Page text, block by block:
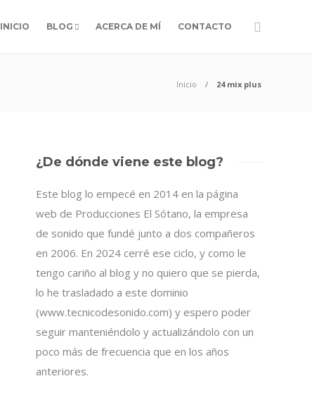
INICIO BLOG ACERCA DE MÍ CONTACTO
Inicio 24 mix plus
¿De dónde viene este blog?
Este blog lo empecé en 2014 en la página
web de Producciones El Sótano, la empresa
de sonido que fundé junto a dos compañeros
en 2006. En 2024 cerré ese ciclo, y como le
tengo cariño al blog y no quiero que se pierda,
lo he trasladado a este dominio
(www.tecnicodesonido.com) y espero poder
seguir manteniéndolo y actualizándolo con un
poco más de frecuencia que en los años
anteriores.